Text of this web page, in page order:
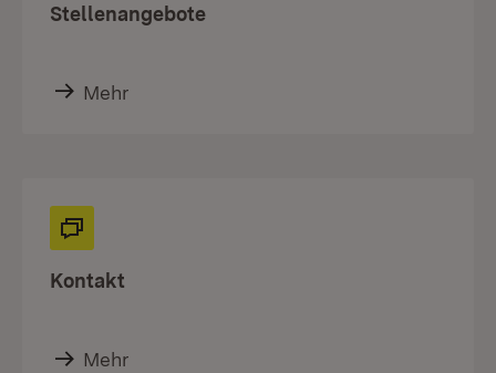
Stellenangebote
Mehr
Kontakt
Mehr